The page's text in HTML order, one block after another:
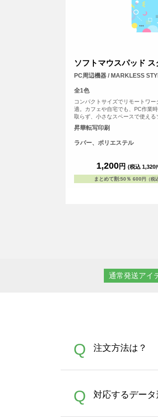
ソフトマウスパッド ス
PC周辺機器 / MARKLESS
全1色
コンパクトサイズでリモートワー
適。カフェや自宅でも、PC作業
取らず、小さなスペースで使える
プのマウスパッドです。
昇華転写印刷
ラバー、ポリエステル
1,200円 (税込 1,320
まとめて割:50％ 600 円（税
通常発送アイ
Q 注文方法は？
A
す。 30枚
さい。製作
Q 対応するデータ